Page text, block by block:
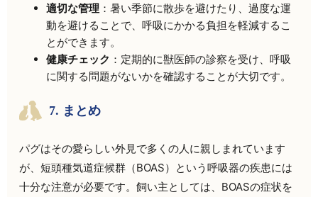
適切な管理：暑い季節に散歩を避けたり、過度な運
動を避けることで、呼吸にかかる負担を軽減するこ
とができます。
健康チェック ：定期的に獣医師の診察を受け、呼吸
に関する問題がないかを確認することが大切です。
7. まとめ
パグはその愛らしい外見で多くの人に親しまれています
が、短頭種気道症候群（BOAS）という呼吸器の疾患には
十分な注意が必要です。飼い主としては、BOASの症状を